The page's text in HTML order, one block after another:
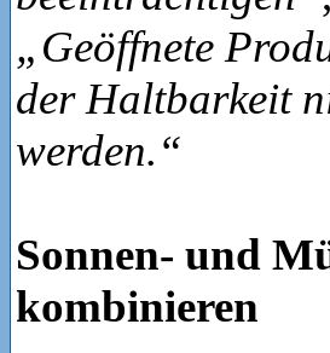
„Geöffnete
der Haltbarkeit
werden.“
Sonnen- und
kombinieren